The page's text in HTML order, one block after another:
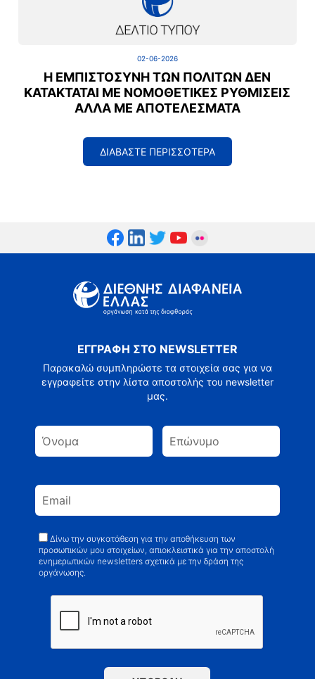
02-06-2026
Η ΕΜΠΙΣΤΟΣΎΝΗ ΤΩΝ ΠΟΛΙΤΏΝ ΔΕΝ
ΚΑΤΑΚΤΆΤΑΙ ΜΕ ΝΟΜΟΘΕΤΙΚΈΣ ΡΥΘΜΊΣΕΙΣ
ΑΛΛΆ ΜΕ ΑΠΟΤΕΛΈΣΜΑΤΑ
ΔΙΑΒΑΣΤΕ ΠΕΡΙΣΣΟΤΕΡΑ
ΕΓΓΡΑΦΗ ΣΤΟ NEWSLETTER
Παρακαλώ συμπληρώστε τα στοιχεία σας για να
εγγραφείτε στην λίστα αποστολής του newsletter
μας.
Δίνω την συγκατάθεση για την αποθήκευση των
προσωπικών μου στοιχείων, απιοκλειστικά για την αποστολή
ενημερωτικών newsletters σχετικά με την δράση της
οργάνωσης.